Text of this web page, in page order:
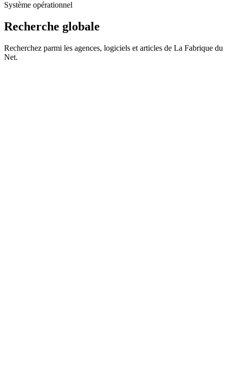
Système opérationnel
Recherche globale
Recherchez parmi les agences, logiciels et articles de La Fabrique du
Net.